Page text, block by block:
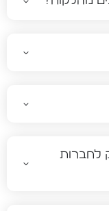
לחברות